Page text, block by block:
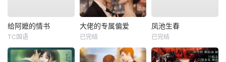
给阿嬷的情书
TC国语
大佬的专属偏爱
已完结
凤池生春
已完结